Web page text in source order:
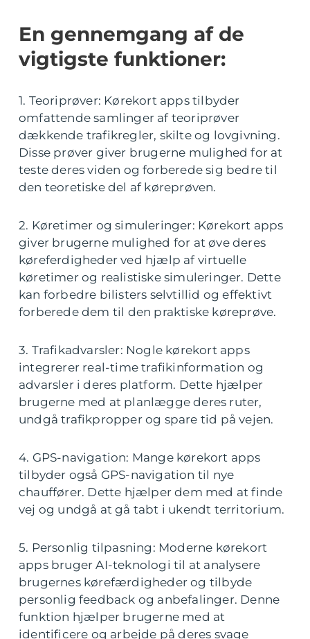
En gennemgang af de
vigtigste funktioner:
1. Teoriprøver: Kørekort apps tilbyder
omfattende samlinger af teoriprøver
dækkende trafikregler, skilte og lovgivning.
Disse prøver giver brugerne mulighed for at
teste deres viden og forberede sig bedre til
den teoretiske del af køreprøven.
2. Køretimer og simuleringer: Kørekort apps
giver brugerne mulighed for at øve deres
køreferdigheder ved hjælp af virtuelle
køretimer og realistiske simuleringer. Dette
kan forbedre bilisters selvtillid og effektivt
forberede dem til den praktiske køreprøve.
3. Trafikadvarsler: Nogle kørekort apps
integrerer real-time trafikinformation og
advarsler i deres platform. Dette hjælper
brugerne med at planlægge deres ruter,
undgå trafikpropper og spare tid på vejen.
4. GPS-navigation: Mange kørekort apps
tilbyder også GPS-navigation til nye
chauffører. Dette hjælper dem med at finde
vej og undgå at gå tabt i ukendt territorium.
5. Personlig tilpasning: Moderne kørekort
apps bruger AI-teknologi til at analysere
brugernes kørefærdigheder og tilbyde
personlig feedback og anbefalinger. Denne
funktion hjælper brugerne med at
identificere og arbejde på deres svage